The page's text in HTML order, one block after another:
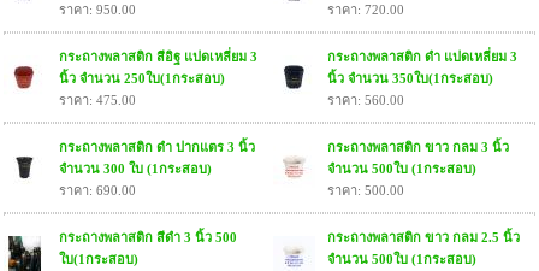
ราคา: 950.00
ราคา: 720.00
กระถางพลาสติก สีอิฐ แปดเหลี่ยม 3
นิ้ว จำนวน 250ใบ(1กระสอบ)
ราคา: 475.00
กระถางพลาสติก ดำ แปดเหลี่ยม 3
นิ้ว จำนวน 350ใบ(1กระสอบ)
ราคา: 560.00
กระถางพลาสติก ดำ ปากแตร 3 นิ้ว
จำนวน 300 ใบ (1กระสอบ)
ราคา: 690.00
กระถางพลาสติก ขาว กลม 3 นิ้ว
จำนวน 500ใบ (1กระสอบ)
ราคา: 500.00
กระถางพลาสติก สีดำ 3 นิ้ว 500
ใบ(1กระสอบ)
กระถางพลาสติก ขาว กลม 2.5 นิ้ว
จำนวน 500ใบ (1กระสอบ)